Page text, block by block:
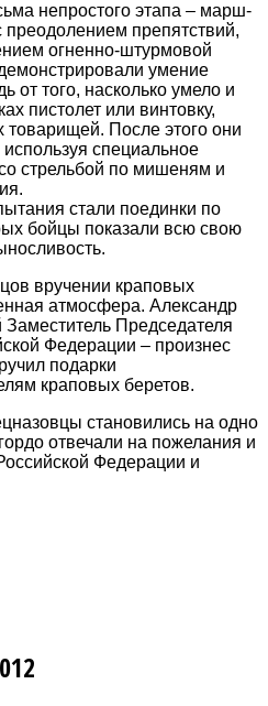
непростого этапа – марш-
преодолением препятствий,
огненно-штурмовой
умение
от того, насколько умело и
пистолет или винтовку,
товарищей. После этого они
специальное
стрельбой по мишеням и
стали поединки по
бойцы показали всю свою
вручении краповых
атмосфера. Александр
Председателя
Федерации – произнес
подарки
краповых беретов.
становились на одно
отвечали на пожелания и
Федерации и